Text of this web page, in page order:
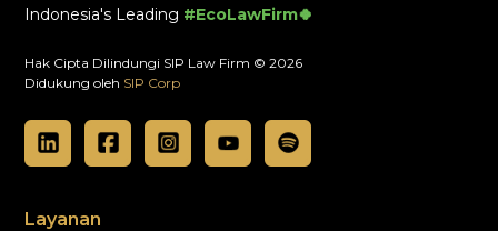
Indonesia's Leading #EcoLawFirm🍀
Hak Cipta Dilindungi SIP Law Firm © 2026
Didukung oleh SIP Corp
Layanan